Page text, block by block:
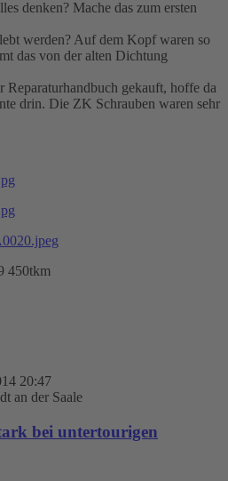
denken? Mache das zum ersten
werden? Auf dem Kopf waren so
das von der alten Dichtung
Reparaturhandbuch gekauft, hoffe da
drin. Die ZK Schrauben waren sehr
450tkm
20:47
an der Saale
bei untertourigen